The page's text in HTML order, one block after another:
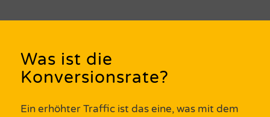
Was ist die
Konversionsrate?
Ein erhöhter Traffic ist das eine, was mit dem